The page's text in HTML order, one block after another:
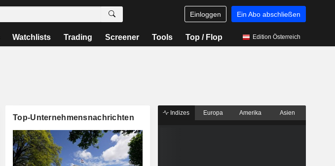
Einloggen Ein Abo abschließen
Watchlists Trading Screener Tools Top / Flop Edition Österreich
Top-Unternehmensnachrichten
Indizes Europa Amerika Asien